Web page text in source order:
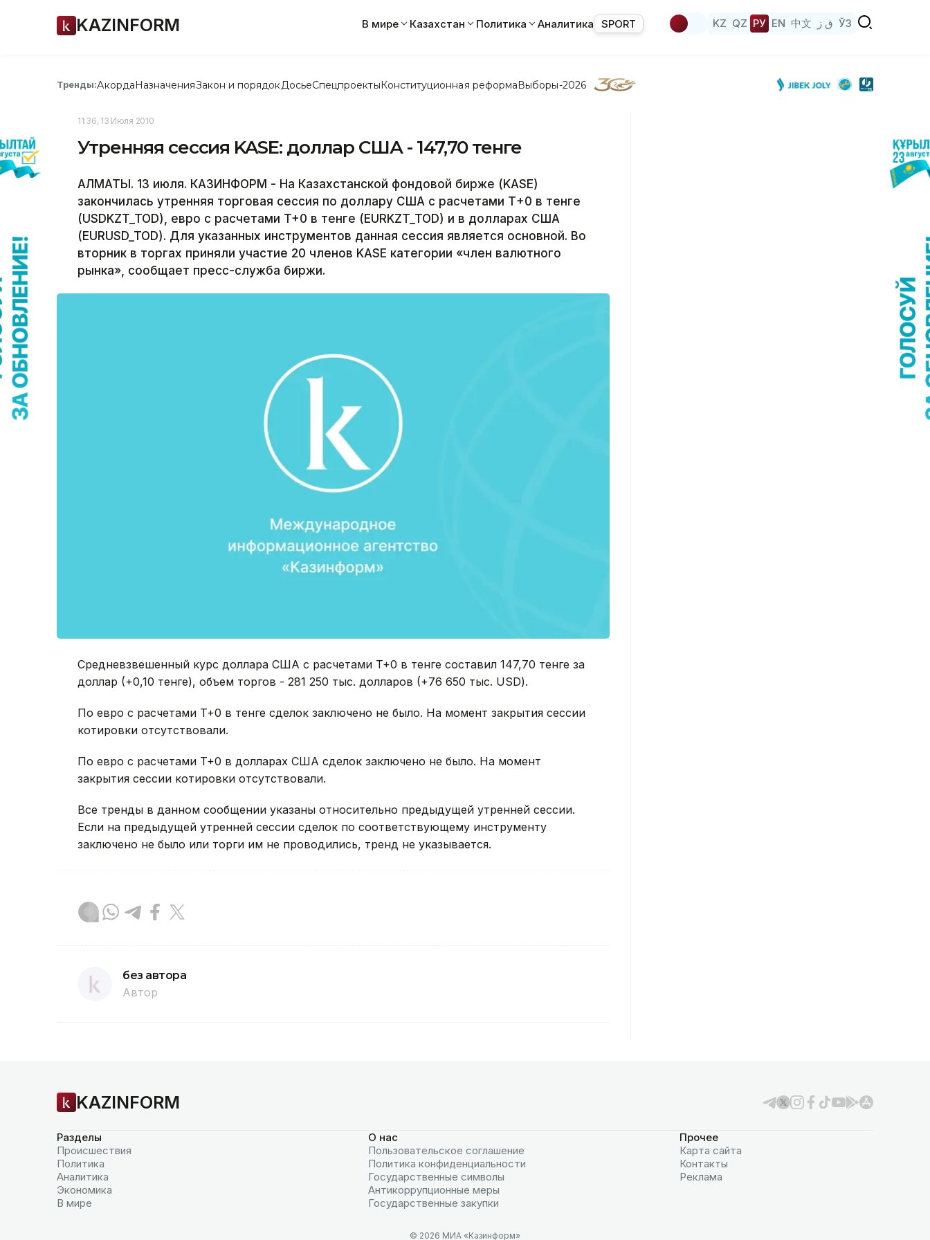
KAZINFORM В мире Казахстан Политика Аналитика SPORT KZ QZ РУ EN 中文 ق ز ЎЗ
Тренды:АкордаНазначенияЗакон и порядок ДосьеСпецпроектыКонституционная реформаВыборы-2026
11:36, 13 Июля 2010
Утренняя сессия KASE: доллар США - 147,70 тенге
АЛМАТЫ. 13 июля. КАЗИНФОРМ - На Казахстанской фондовой бирже (KASE)
закончилась утренняя торговая сессия по доллару США с расчетами Т+0 в тенге
(USDKZT_TOD), евро с расчетами T+0 в тенге (EURKZT_TOD) и в долларах США
(EURUSD_TOD). Для указанных инструментов данная сессия является основной. Во
вторник в торгах приняли участие 20 членов KASE категории «член валютного
рынка», сообщает пресс-служба биржи.
Средневзвешенный курс доллара США с расчетами T+0 в тенге составил 147,70 тенге за
доллар (+0,10 тенге), объем торгов - 281 250 тыс. долларов (+76 650 тыс. USD).
По евро с расчетами T+0 в тенге сделок заключено не было. На момент закрытия сессии
котировки отсутствовали.
По евро с расчетами T+0 в долларах США сделок заключено не было. На момент
закрытия сессии котировки отсутствовали.
Все тренды в данном сообщении указаны относительно предыдущей утренней сессии.
Если на предыдущей утренней сессии сделок по соответствующему инструменту
заключено не было или торги им не проводились, тренд не указывается.
без автора
Автор
KAZINFORM
Разделы
Происшествия
Политика
Аналитика
Экономика
В мире
О нас
Пользовательское соглашение
Политика конфиденциальности
Государственные символы
Антикоррупционные меры
Государственные закупки
Прочее
Карта сайта
Контакты
Реклама
© 2026 МИА «Казинформ»